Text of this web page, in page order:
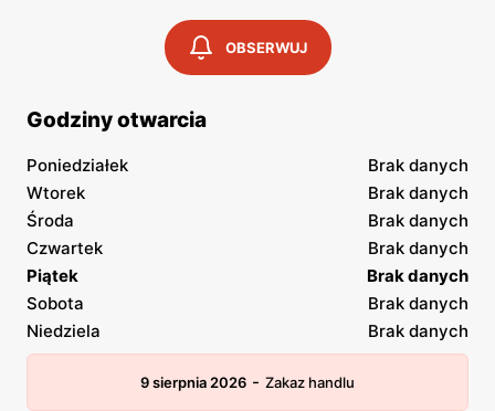
OBSERWUJ
Godziny otwarcia
Poniedziałek
Brak danych
Wtorek
Brak danych
Środa
Brak danych
Czwartek
Brak danych
Piątek
Brak danych
Sobota
Brak danych
Niedziela
Brak danych
9 sierpnia 2026 - Zakaz handlu